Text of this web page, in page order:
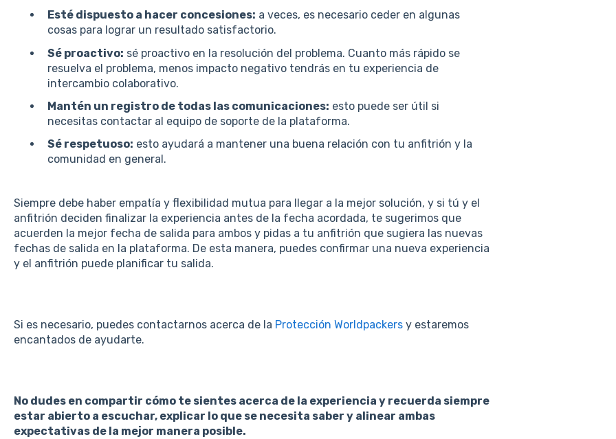
Esté dispuesto a hacer concesiones: a veces, es necesario ceder en algunas
cosas para lograr un resultado satisfactorio.
Sé proactivo: sé proactivo en la resolución del problema. Cuanto más rápido se
resuelva el problema, menos impacto negativo tendrás en tu experiencia de
intercambio colaborativo.
Mantén un registro de todas las comunicaciones: esto puede ser útil si
necesitas contactar al equipo de soporte de la plataforma.
Sé respetuoso: esto ayudará a mantener una buena relación con tu anfitrión y la
comunidad en general.
Siempre debe haber empatía y flexibilidad mutua para llegar a la mejor solución, y si tú y el
anfitrión deciden finalizar la experiencia antes de la fecha acordada, te sugerimos que
acuerden la mejor fecha de salida para ambos y pidas a tu anfitrión que sugiera las nuevas
fechas de salida en la plataforma. De esta manera, puedes confirmar una nueva experiencia
y el anfitrión puede planificar tu salida.
Si es necesario, puedes contactarnos acerca de la Protección Worldpackersy estaremos
encantados de ayudarte.
No dudes en compartir cómo te sientes acerca de la experiencia y recuerda siempre
estar abierto a escuchar, explicar lo que se necesita saber y alinear ambas
expectativas de la mejor manera posible.